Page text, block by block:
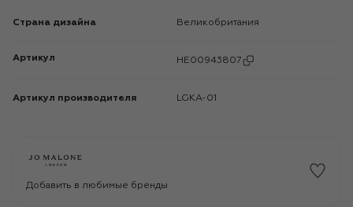
Страна дизайна Великобритания
Артикул HE00943807
Артикул производителя LGKA-01
Добавить в любимые бренды